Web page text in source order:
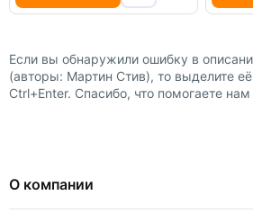
Если вы обнаружили ошибку в
(авторы: Мартин Стив), то выделите
Ctrl+Enter. Спасибо, что помогаете
О компании